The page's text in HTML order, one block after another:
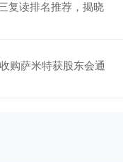
复读排名推荐，揭晓
购萨米特获股东会通